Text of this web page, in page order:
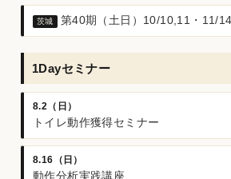
茨城 第40期（土日）10/10,11・11/
1Dayセミナー
8.2（日）
トイレ動作獲得セミナー
8.16（日）
動作分析実践講座